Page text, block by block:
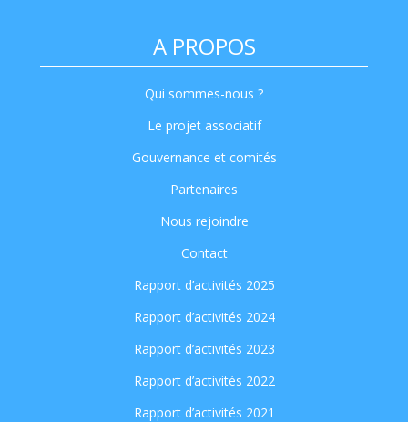
A PROPOS
Qui sommes-nous ?
Le projet associatif
Gouvernance et comités
Partenaires
Nous rejoindre
Contact
Rapport d’activités 2025
Rapport d’activités 2024
Rapport d’activités 2023
Rapport d’activités 2022
Rapport d’activités 2021